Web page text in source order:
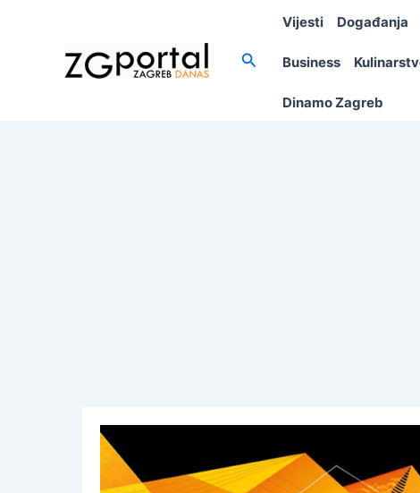
Search
Vijesti Događanja
Business
Dinamo Zagreb